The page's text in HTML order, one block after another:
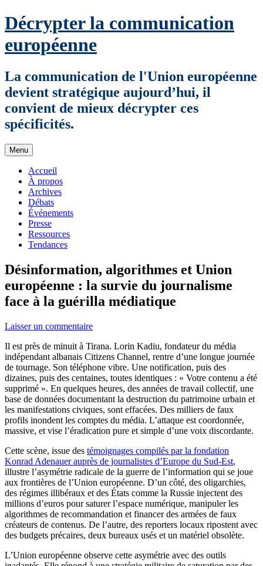
Aller
au
Décrypter la communication
européenne
La communication de l'Union européenne
devient stratégique aujourd’hui, il
convient de mieux décrypter ces
spécificités.
Menu
Accueil
À propos
Archives
Débats
Événements
Presse
Ressources
Tendances
Désinformation, algorithmes et Union
européenne : la survie du journalisme
face à la guérilla médiatique
Laisser un commentaire
Il est près de minuit à Tirana. Lorin Kadiu, fondateur du média
indépendant albanais Citizens Channel, rentre d’une longue journée
de tournage. Son téléphone vibre. Une notification, puis des
dizaines, puis des centaines, toutes identiques : « Votre contenu a été
supprimé ». En quelques heures, des années de travail collectif, une
base de données documentant la destruction du patrimoine urbain et
les manifestations civiques, sont effacées. Des milliers de faux
profils inondent les comptes du média. L’attaque est coordonnée,
massive, et vise l’éradication pure et simple d’une voix discordante.
Cette scène, issue des témoignages compilés par la fondation
Konrad Adenauer auprès de journalistes d’Europe du Sud-Est,
illustre l’asymétrie radicale de la guerre de l’information qui se joue
aux frontières de l’Union européenne. D’un côté, des oligarchies,
des régimes illibéraux et des États comme la Russie injectent des
millions d’euros pour saturer l’espace numérique, manipuler les
algorithmes de recommandation et financer des armées de faux
créateurs de contenus. De l’autre, des reporters locaux ripostent avec
des budgets précaires, deux bureaux usés et un matériel obsolète.
L’Union européenne observe cette asymétrie avec des outils